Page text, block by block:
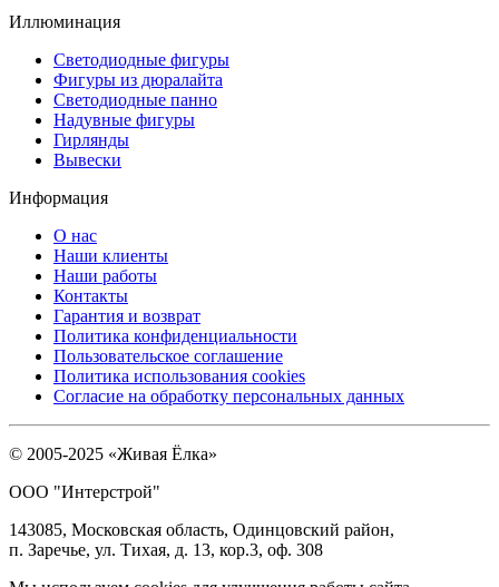
Иллюминация
Светодиодные фигуры
Фигуры из дюралайта
Светодиодные панно
Надувные фигуры
Гирлянды
Вывески
Информация
О нас
Наши клиенты
Наши работы
Контакты
Гарантия и возврат
Политика конфиденциальности
Пользовательское соглашение
Политика использования cookies
Согласие на обработку персональных данных
© 2005-2025 «Живая Ёлка»
ООО "Интерстрой"
143085, Московская область, Одинцовский район,
п. Заречье, ул. Тихая, д. 13, кор.3, оф. 308